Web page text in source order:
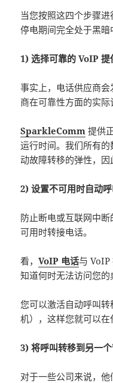
当您按照这四个步骤
停电期间完全处于黑暗
1) 选择可靠的 VoIP 提
事实上，电话供应商
商在可靠性方面的实际
SparkleComm 提供
运行时间。我们所有
动故障转移的弹性，因
2) 设置不可用时自动呼
防止断电或互联网中
可用时转接电话。
看，VoIP 电话与 VoIP
知道何时无法访问您的
您可以激活自动呼叫
机），这样您就可以在
3) 将呼叫转移到另一个
对于一些公司来说，